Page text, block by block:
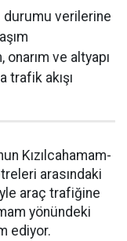
durumu verilerine
ve altyapı
trafik akışı
Kızılcahamam-
arasındaki
araç trafiğine
yönündeki
ediyor.